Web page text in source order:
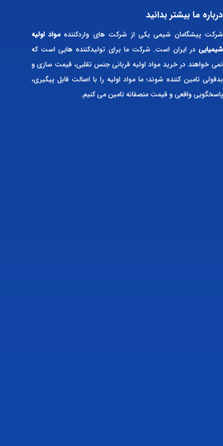
درباره ما بیشتر بدانید
شرکت پیشگامان شیمی یکی از شرکت های واردکنندهمواد اولیه
شیمیایی در ایران است. شرکت ما برای تولیدکننده هایی است که
نمی خواهند در خرید مواد اولیه قربانی جنس تقلبی، قیمت سازی و
بدقولی تامین کننده شوند؛ ما مواد اولیه را با اصالت قابل پیگیری،
پاسخگویی واقعی و قیمت منصفانه تامین می کنیم.